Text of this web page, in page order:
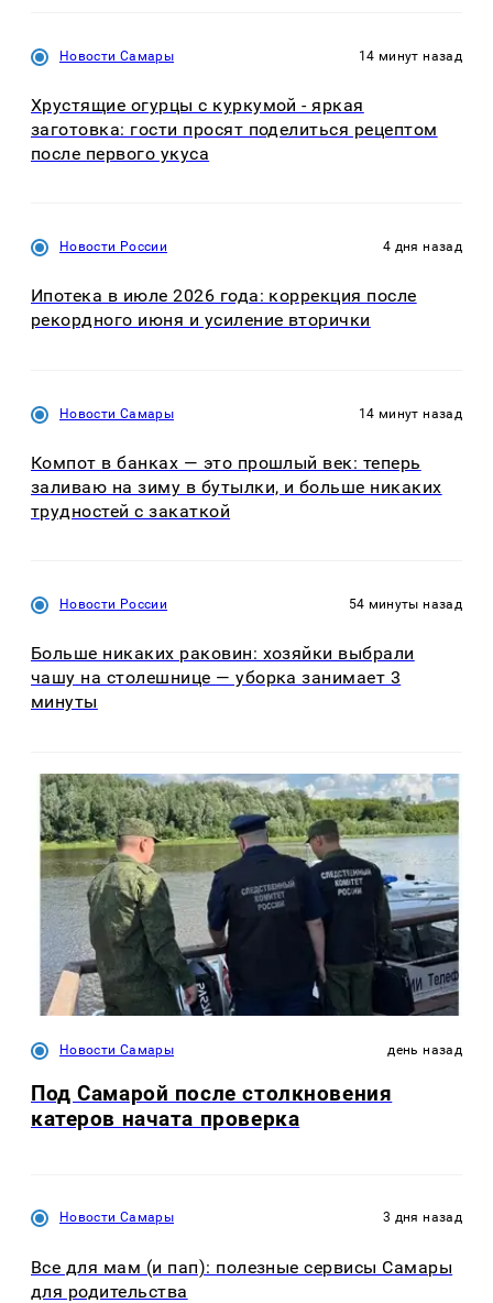
Новости Самары 14 минут назад
Хрустящие огурцы с куркумой - яркая
заготовка: гости просят поделиться рецептом
после первого укуса
Новости России 4 дня назад
Ипотека в июле 2026 года: коррекция после
рекордного июня и усиление вторички
Новости Самары 14 минут назад
Компот в банках — это прошлый век: теперь
заливаю на зиму в бутылки, и больше никаких
трудностей с закаткой
Новости России 54 минуты назад
Больше никаких раковин: хозяйки выбрали
чашу на столешнице — уборка занимает 3
минуты
Новости Самары день назад
Под Самарой после столкновения
катеров начата проверка
Новости Самары 3 дня назад
Все для мам (и пап): полезные сервисы Самары
для родительства